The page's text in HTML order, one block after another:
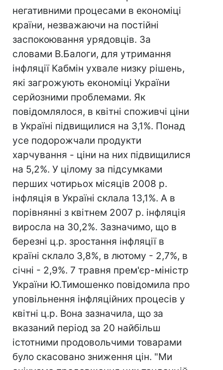
негативними процесами в економіці
країни, незважаючи на постійні
заспокоювання урядовців. За
словами В.Балоги, для утримання
інфляції Кабмін ухвале низку рішень,
які загрожують економіці України
серйозними проблемами. Як
повідомлялося, в квітні споживчі ціни
в Україні підвищилися на 3,1%. Понад
усе подорожчали продукти
харчування - ціни на них підвищилися
на 5,2%. У цілому за підсумками
перших чотирьох місяців 2008 р.
інфляція в Україні склала 13,1%. А в
порівнянні з квітнем 2007 р. інфляція
виросла на 30,2%. Зазначимо, що в
березні ц.р. зростання інфляції в
країні склало 3,8%, в лютому - 2,7%, в
січні - 2,9%. 7 травня прем'єр-міністр
України Ю.Тимошенко повідомила про
уповільнення інфляційних процесів у
квітні ц.р. Вона зазначила, що за
вказаний період за 20 найбільш
істотними продовольчими товарами
було скасовано зниження цін. "Ми